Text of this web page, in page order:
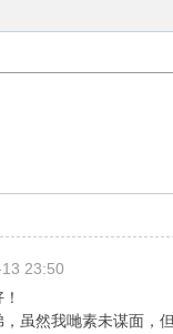
23:50
虽然我哋素未谋面，